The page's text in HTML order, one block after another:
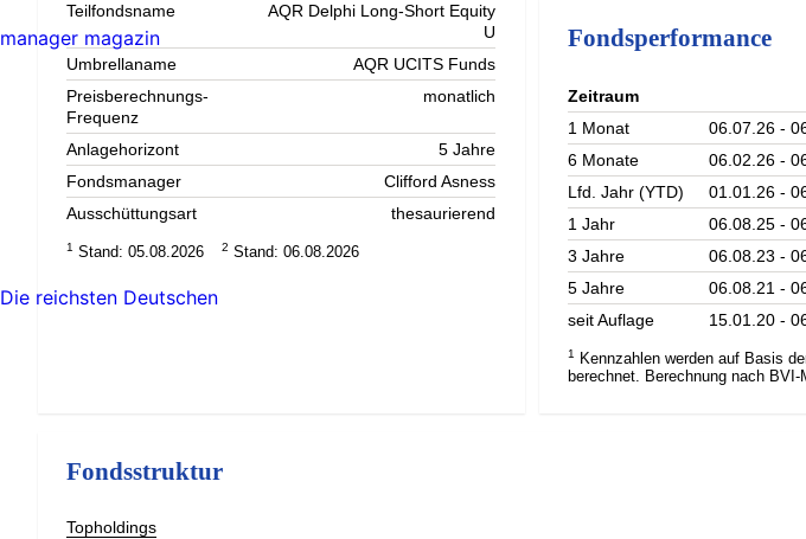
Teilfondsname
AQR Delphi Long-Short Equity
U
Umbrellaname
AQR UCITS Funds
Preisberechnungs-
Frequenz
monatlich
Anlagehorizont
5 Jahre
Fondsmanager
Clifford Asness
Ausschüttungsart
thesaurierend
1 Stand: 05.08.2026 2 Stand: 06.08.2026
Fondsperformance
Zeitraum
1 Monat 06.07.26 -
6 Monate
06.02.26 -
Lfd. Jahr (YTD)
01.01.26 -
1 Jahr
06.08.25 -
3 Jahre
06.08.23 -
5 Jahre
06.08.21 -
seit Auflage
15.01.20 -
1
Kennzahlen werden auf Basis
berechnet. Berechnung nach BVI-
Fondsstruktur
Topholdings
manager magazin
Die reichsten Deutschen